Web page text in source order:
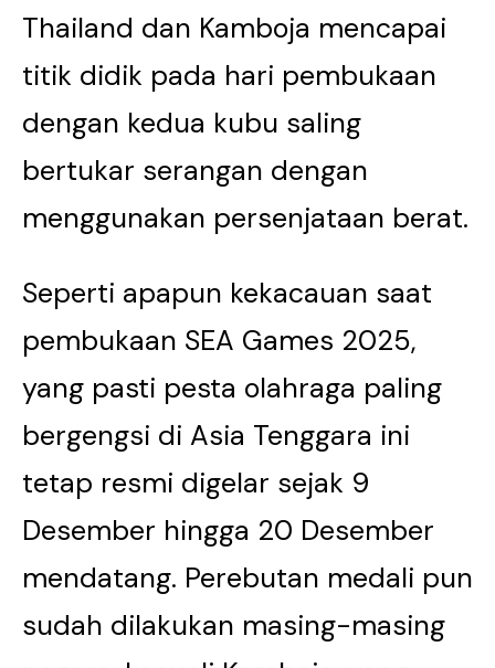
Thailand dan Kamboja mencapai
titik didik pada hari pembukaan
dengan kedua kubu saling
bertukar serangan dengan
menggunakan persenjataan berat.
Seperti apapun kekacauan saat
pembukaan SEA Games 2025,
yang pasti pesta olahraga paling
bergengsi di Asia Tenggara ini
tetap resmi digelar sejak 9
Desember hingga 20 Desember
mendatang. Perebutan medali pun
sudah dilakukan masing-masing